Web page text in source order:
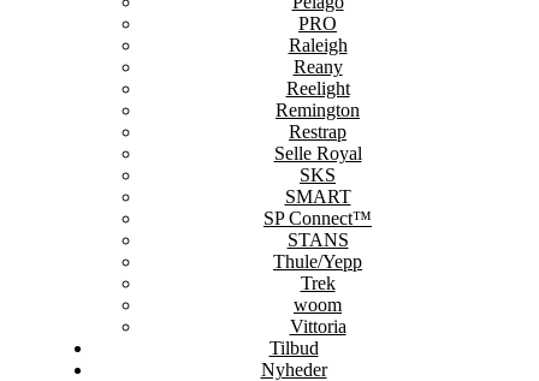
PRO
Raleigh
Reany
Reelight
Remington
Restrap
Selle Royal
SKS
SMART
SP Connect™
STANS
Thule/Yepp
Trek
woom
Vittoria
Tilbud
Nyheder